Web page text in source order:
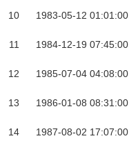
10 1983-05-12 01:01:00
11 1984-12-19 07:45:00
12 1985-07-04 04:08:00
13 1986-01-08 08:31:00
14 1987-08-02 17:07:00